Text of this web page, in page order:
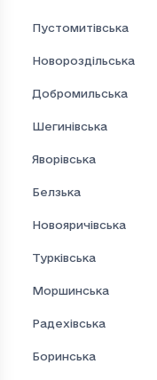
Пустомитівська
Новороздільська
Добромильська
Шегинівська
Яворівська
Белзька
Новояричівська
Турківська
Моршинська
Радехівська
Боринська